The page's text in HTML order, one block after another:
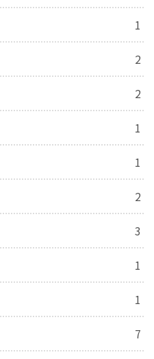
1
2
2
1
1
2
3
1
1
7